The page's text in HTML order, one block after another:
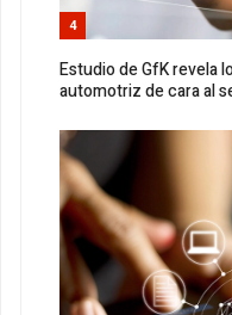
4
Estudio de GfK revela
automotriz de cara al